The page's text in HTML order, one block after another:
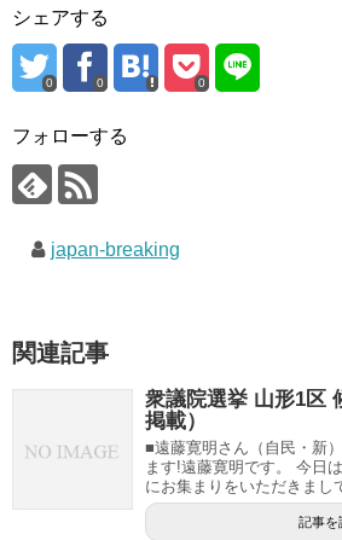
シェアする
0 0 0
フォローする
japan-breaking
関連記事
衆議院選挙 山形1区
掲載）
■遠藤寛明さん（自民・新
ます!遠藤寛明です。 今日
にお集まりをいただきまし
記事を